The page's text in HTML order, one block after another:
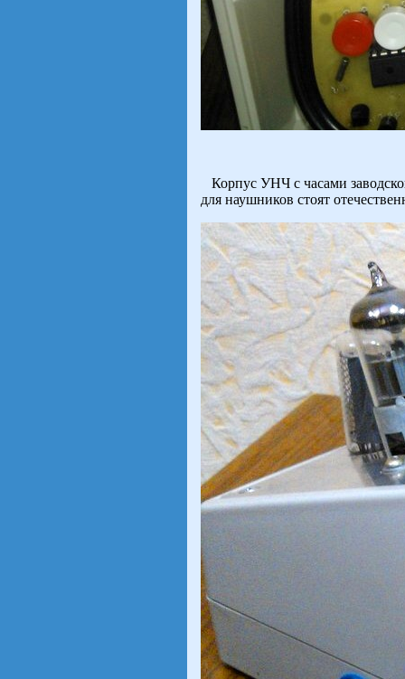
Корпус УНЧ с часами
для наушников стоят